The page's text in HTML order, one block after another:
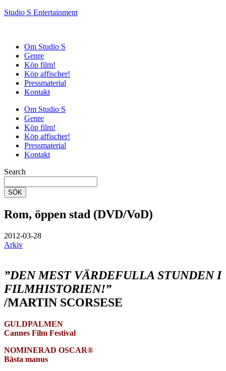
Studio S Entertainment
Om Studio S
Genre
Köp film!
Köp affischer!
Pressmaterial
Kontakt
Om Studio S
Genre
Köp film!
Köp affischer!
Pressmaterial
Kontakt
Search
SÖK
Rom, öppen stad (DVD/VoD)
2012-03-28
Arkiv
”DEN MEST VÄRDEFULLA STUNDEN I
FILMHISTORIEN!”
/MARTIN SCORSESE
GULDPALMEN
Cannes Film Festival
NOMINERAD OSCAR®
Bästa manus